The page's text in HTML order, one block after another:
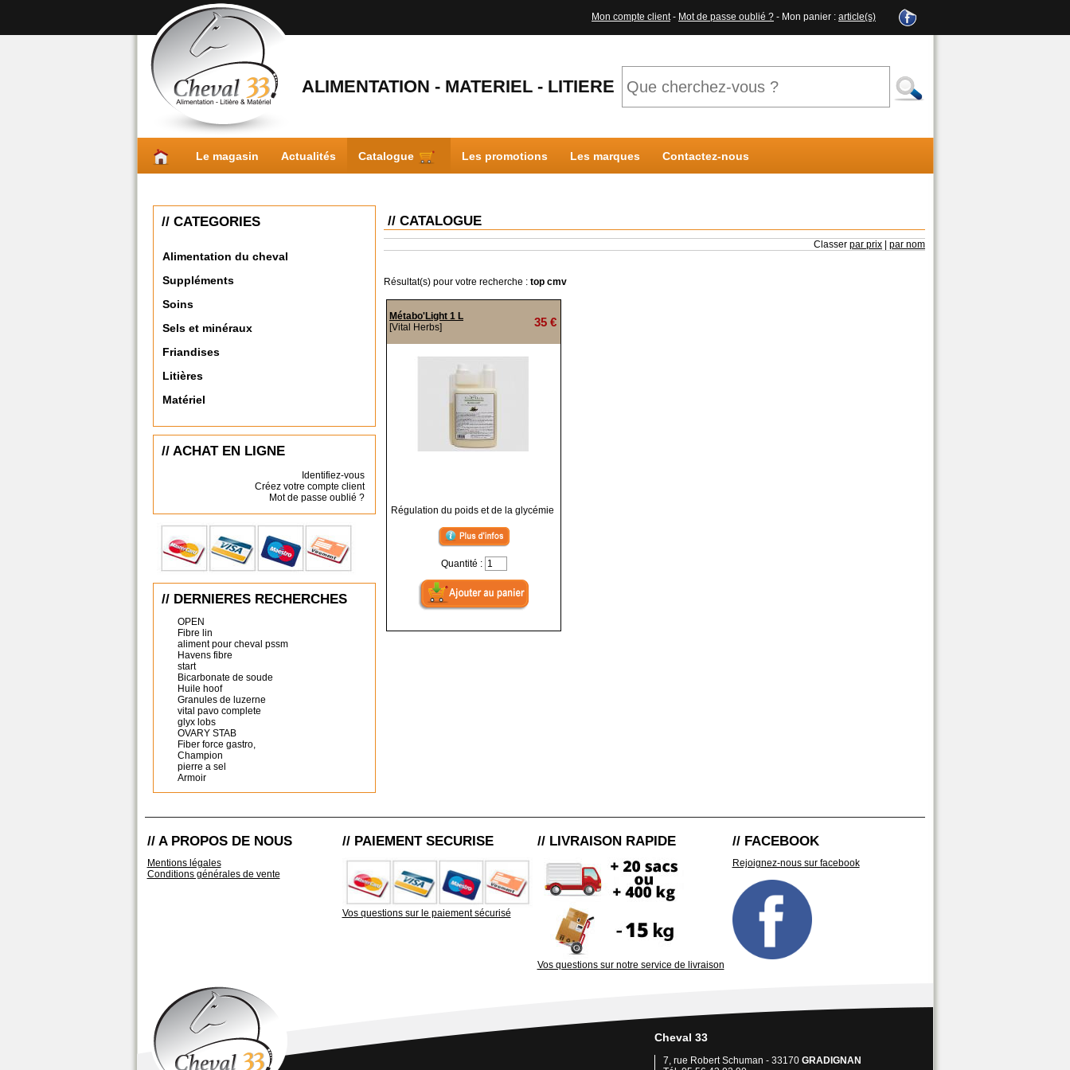
Mon compte client- Mot de passe oublié ? - Mon panier : article(s)
ALIMENTATION - MATERIEL - LITIERE
Le magasin Actualités Catalogue Les promotions Les marques Contactez-nous
// CATEGORIES
Alimentation du cheval
Suppléments
Soins
Sels et minéraux
Friandises
Litières
Matériel
// ACHAT EN LIGNE
Identifiez-vous
Créez votre compte client
Mot de passe oublié ?
// DERNIERES RECHERCHES
OPEN
Fibre lin
aliment pour cheval pssm
Havens fibre
start
Bicarbonate de soude
Huile hoof
Granules de luzerne
vital pavo complete
glyx lobs
OVARY STAB
Fiber force gastro,
Champion
pierre a sel
Armoir
// CATALOGUE
Classer par prix par nom
Résultat(s) pour votre recherche : top cmv
Métabo'Light 1 L
[Vital Herbs]
35 €
Régulation du poids et de la glycémie
Quantité :
// A PROPOS DE NOUS
Mentions légales
Conditions générales de vente
// PAIEMENT SECURISE
Vos questions sur le paiement sécurisé
// LIVRAISON RAPIDE
Vos questions sur notre service de livraison
// FACEBOOK
Rejoignez-nous sur facebook
Cheval 33
7, rue Robert Schuman - 33170 GRADIGNAN